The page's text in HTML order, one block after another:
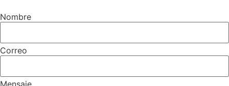
Nombre
Correo
Mensaje